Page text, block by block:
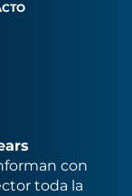
con
toda la